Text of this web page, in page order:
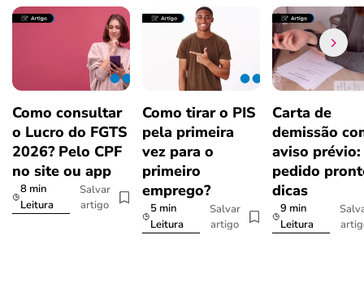
Como consultar
o Lucro do FGTS
2026? Pelo CPF
no site ou app
8 min
Leitura
Salvar
artigo
Como tirar o PIS
pela primeira
vez para o
primeiro
emprego?
5 min
Leitura
Salvar
artigo
Carta de
demissão
aviso prévio:
pedido
dicas
9 min
Leitura